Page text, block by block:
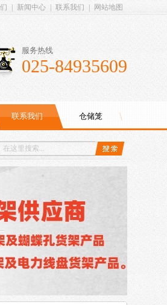
新闻中心 联系我们 网站地图
服务热线
025-84935609
联系我们 仓储笼